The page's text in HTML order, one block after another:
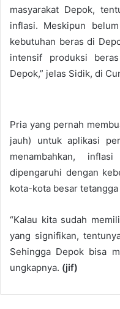
masyarakat Depok,
inflasi. Meskipun
kebutuhan beras di
intensif produksi
Depok,” jelas Sidik, di
Pria yang pernah
jauh) untuk aplikasi
menambahkan,
dipengaruhi dengan
kota-kota besar tetangga
“Kalau kita sudah
yang signifikan,
Sehingga Depok bisa
ungkapnya. (jif)